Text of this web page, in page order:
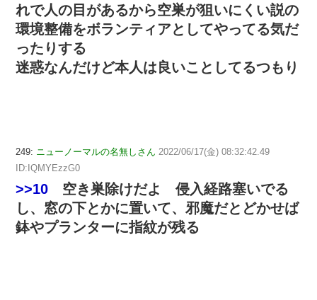
れで人の目があるから空巣が狙いにくい説の
環境整備をボランティアとしてやってる気だ
ったりする
迷惑なんだけど本人は良いことしてるつもり
249: ニューノーマルの名無しさん 2022/06/17(金) 08:32:42.49
ID:IQMYEzzG0
>>10 空き巣除けだよ 侵入経路塞いでる
し、窓の下とかに置いて、邪魔だとどかせば
鉢やプランターに指紋が残る